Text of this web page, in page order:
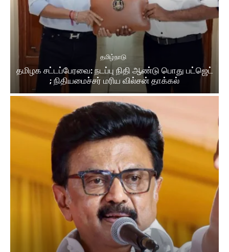
தமிழ்நாடு
தமிழக சட்டப்பேரவை: நடப்பு நிதி ஆண்​டு பொது பட்ஜெட்
; நிதியமைச்சர் மரிய வில்சன் தாக்​கல்